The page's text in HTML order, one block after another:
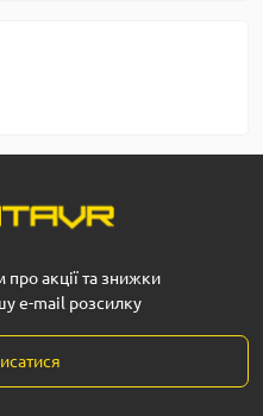
акції та знижки
e-mail розсилку